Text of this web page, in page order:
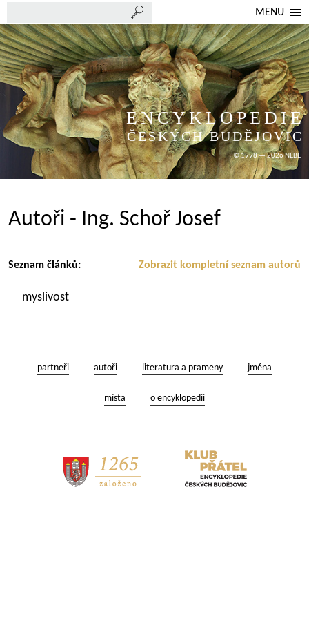
MENU
ENCYKLOPEDIE
ČESKÝCH BUDĚJOVIC
© 1998 — 2026 NEBE
Autoři - Ing. Schoř Josef
Zobrazit kompletní seznam autorů
Seznam článků:
myslivost
partneři autoři literatura a prameny jména
místa o encyklopedii